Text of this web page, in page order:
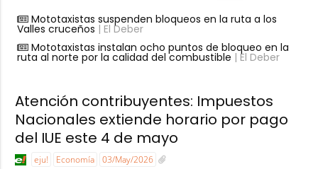
Mototaxistas suspenden bloqueos en la ruta a los
Valles cruceños | El Deber
Mototaxistas instalan ocho puntos de bloqueo en la
ruta al norte por la calidad del combustible | El Deber
Atención contribuyentes: Impuestos
Nacionales extiende horario por pago
del IUE este 4 de mayo
eju! Economía 03/May/2026